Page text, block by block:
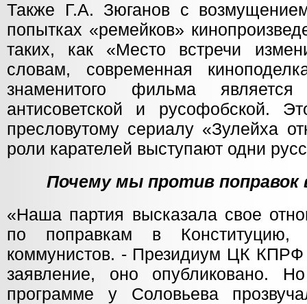
Также Г.А. Зюганов с
попытках «ремейков»
таких, как «Место встречи
словам, современная
знаменитого фильма является
антисоветской и русофобской.
пресловутому сериалу «Зулейха
роли карателей выступают одни
Почему мы против
«Наша партия высказала свое
по поправкам в
коммунистов. - Президиум ЦК
заявление, оно опубликовано.
программе у Соловьева